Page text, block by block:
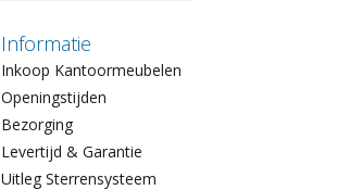
Informatie
Inkoop Kantoormeubelen
Openingstijden
Bezorging
Levertijd & Garantie
Uitleg Sterrensysteem